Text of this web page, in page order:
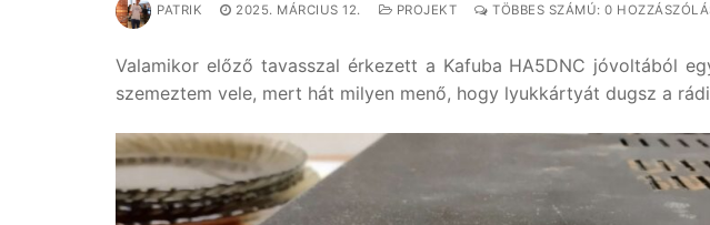
PATRIK 2025. MÁRCIUS 12. PROJEKT TÖBBES SZÁMÚ: 0
Valamikor előző tavasszal érkezett a Kafuba HA5DNC jóvoltából
szemeztem vele, mert hát milyen menő, hogy lyukkártyát dugsz a